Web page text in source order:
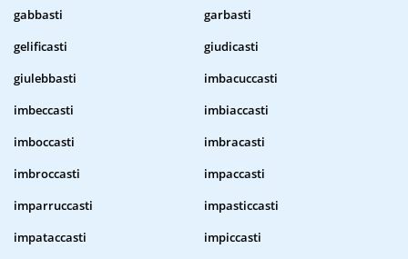
gabbasti
garbasti
gelificasti
giudicasti
giulebbasti
imbacuccasti
imbeccasti
imbiaccasti
imboccasti
imbracasti
imbroccasti
impaccasti
imparruccasti
impasticcasti
impataccasti
impiccasti